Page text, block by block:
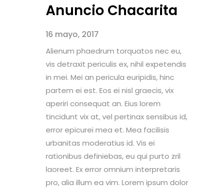
Anuncio Chacarita
16 mayo, 2017
Alienum phaedrum torquatos nec eu,
vis detraxit periculis ex, nihil expetendis
in mei. Mei an pericula euripidis, hinc
partem ei est. Eos ei nisl graecis, vix
aperiri consequat an. Eius lorem
tincidunt vix at, vel pertinax sensibus id,
error epicurei mea et. Mea facilisis
urbanitas moderatius id. Vis ei
rationibus definiebas, eu qui purto zril
laoreet. Ex error omnium interpretaris
pro, alia illum ea vim. Lorem ipsum dolor